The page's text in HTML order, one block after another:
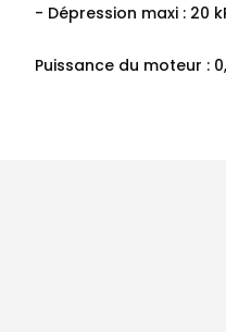
- Dépression maxi : 20
Puissance du moteur :